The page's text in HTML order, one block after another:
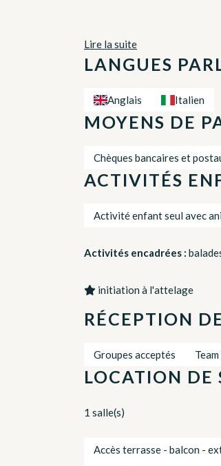
Lire la suite
LANGUES
Anglais Italien
MOYENS DE
Chèques bancaires et
ACTIVITÉS
Activité enfant seul avec
Activités encadrées :
initiation à l'attelage
RÉCEPTION
Groupes acceptés
LOCATION DE
1 salle(s)
Accès terrasse - balcon -